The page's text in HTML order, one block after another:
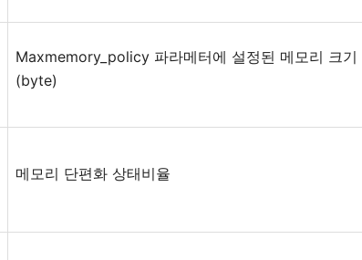
Maxmemory_policy 파라메터에 설정된 메모리 크기
(byte)
메모리 단편화 상태비율